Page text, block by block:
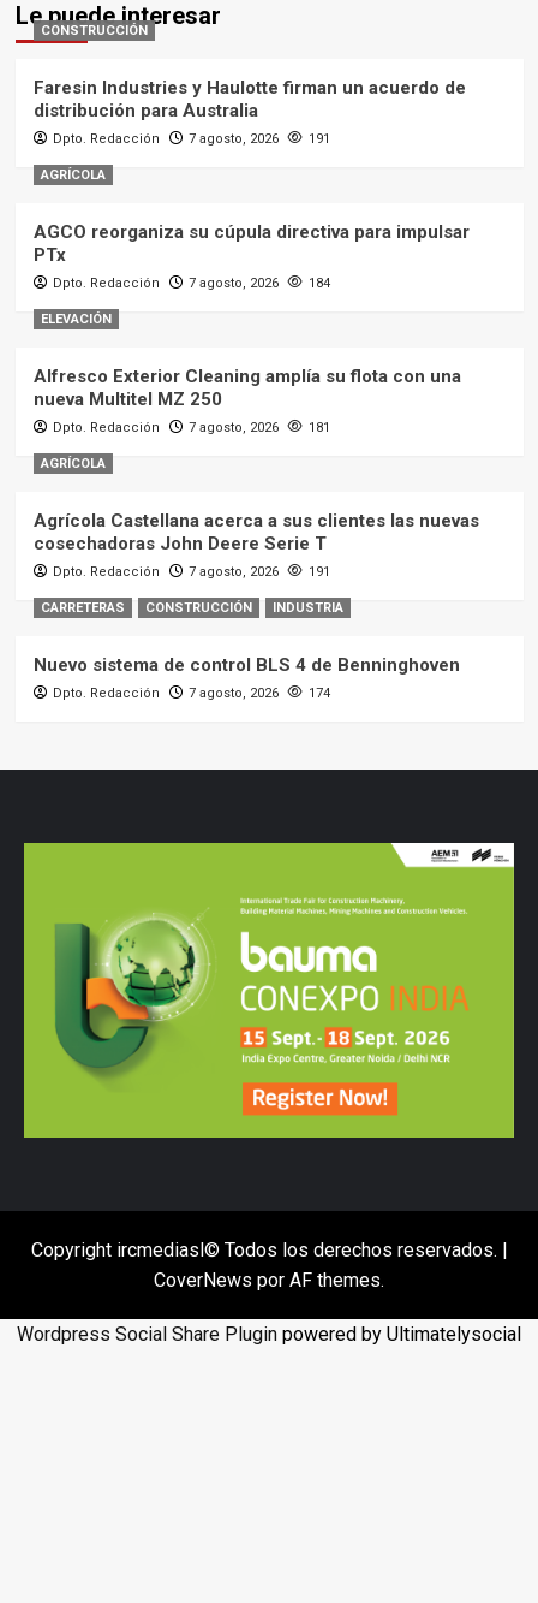
Le puede interesar
CONSTRUCCIÓN
Faresin Industries y Haulotte firman un acuerdo de
distribución para Australia
Dpto. Redacción 7 agosto, 2026 191
AGRÍCOLA
AGCO reorganiza su cúpula directiva para impulsar
PTx
Dpto. Redacción 7 agosto, 2026 184
ELEVACIÓN
Alfresco Exterior Cleaning amplía su flota con una
nueva Multitel MZ 250
Dpto. Redacción 7 agosto, 2026 181
AGRÍCOLA
Agrícola Castellana acerca a sus clientes las nuevas
cosechadoras John Deere Serie T
Dpto. Redacción 7 agosto, 2026 191
CARRETERAS CONSTRUCCIÓN INDUSTRIA
Nuevo sistema de control BLS 4 de Benninghoven
Dpto. Redacción 7 agosto, 2026 174
Copyright ircmediasl© Todos los derechos reservados.
CoverNews por AF themes.
Wordpress Social Share Plugin powered by Ultimatelysocial